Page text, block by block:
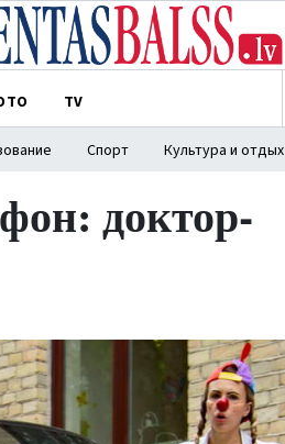
TV
Спорт Культура и отдых
доктор-